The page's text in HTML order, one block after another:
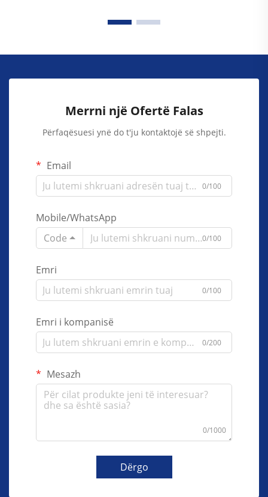
Merrni një Ofertë Falas
Përfaqësuesi ynë do t'ju kontaktojë së shpejti.
Email
0/100
Mobile/WhatsApp
Code
0/100
Emri
0/100
Emri i kompanisë
0/200
Mesazh
0/1000
Dërgo